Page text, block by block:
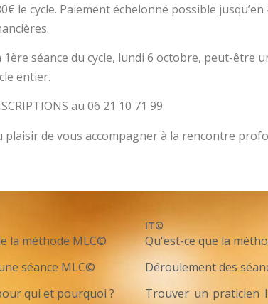
le cycle. Paiement échelonné possible
1ère séance du cycle, lundi 6 octobre, peut-être
entier.
au 06 21 10 71 99
plaisir de vous accompagner à la rencontre
la méthode MLC©
séance MLC©
qui et pourquoi ?
IT©
Qu'est-ce que la
Déroulement des
Trouver un praticien